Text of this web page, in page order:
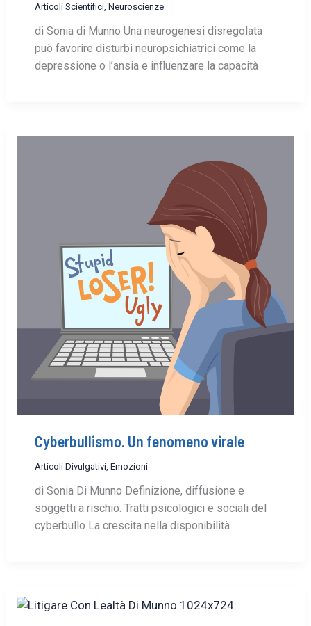
Articoli Scientifici, Neuroscienze
di Sonia di Munno Una neurogenesi disregolata
può favorire disturbi neuropsichiatrici come la
depressione o l’ansia e influenzare la capacità
Cyberbullismo. Un fenomeno virale
Articoli Divulgativi, Emozioni
di Sonia Di Munno Definizione, diffusione e
soggetti a rischio. Tratti psicologici e sociali del
cyberbullo La crescita nella disponibilità